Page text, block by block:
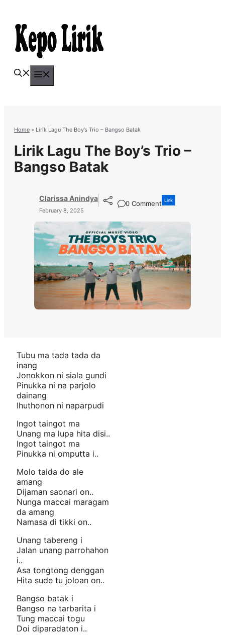
content
Home » Lirik Lagu The Boy’s Trio – Bangso Batak
Lirik Lagu The Boy’s Trio –
Bangso Batak
Clarissa Anindya
February 8, 2025
0 Comment Link
Tubu ma tada tada da
inang
Jonokkon ni siala gundi
Pinukka ni na parjolo
dainang
Ihuthonon ni naparpudi
Ingot taingot ma
Unang ma lupa hita disi..
Ingot taingot ma
Pinukka ni omputta i..
Molo taida do ale
amang
Dijaman saonari on..
Nunga maccai maragam
da amang
Namasa di tikki on..
Unang tabereng i
Jalan unang parrohahon
i..
Asa tongtong denggan
Hita sude tu joloan on..
Bangso batak i
Bangso na tarbarita i
Tung maccai togu
Doi diparadaton i..